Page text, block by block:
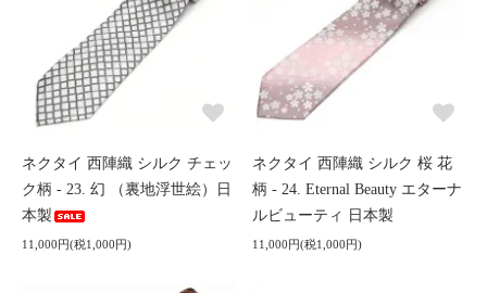
ネクタイ 西陣織 シルク チェッ
ク柄 - 23. 幻 （裏地浮世絵）日
本製
11,000円(税1,000円)
ネクタイ 西陣織 シルク 桜 花
柄 - 24. Eternal Beauty エターナ
ルビューティ 日本製
11,000円(税1,000円)